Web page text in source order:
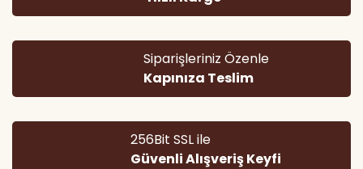
Ürün bilgilerinde hatalar bulunuyor.
Bu ürüne benzer farklı alternatifler olmalı.
Gönder
Siparişleriniz Özenle
Kapınıza Teslim
256Bit SSL ile
Güvenli Alışveriş Keyfi